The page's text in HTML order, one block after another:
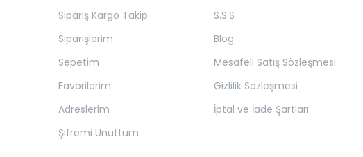
Sipariş Kargo Takip
Siparişlerim
Sepetim
Favorilerim
Adreslerim
Şifremi Unuttum
S.S.S
Blog
Mesafeli Satış Sözleşmesi
Gizlilik Sözleşmesi
İptal ve İade Şartları